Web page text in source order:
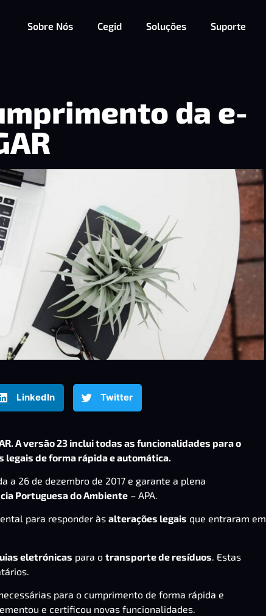
Sobre Nós Cegid Soluções Suporte
da e-
LinkedIn Twitter
A versão 23 inclui todas as funcionalidades para o
de forma rápida e automática.
a 26 de dezembro de 2017 e garante a plena
Portuguesa do Ambiente – APA.
para responder às alterações legais que entraram em
eletrónicas para o transporte de resíduos . Estas
para o cumprimento de forma rápida e
e certificou novas funcionalidades.